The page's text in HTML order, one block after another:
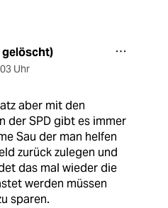
gelöscht)
Uhr
aber mit den
der SPD gibt es immer
Sau der man helfen
zurück zulegen und
das mal wieder die
werden müssen
sparen.